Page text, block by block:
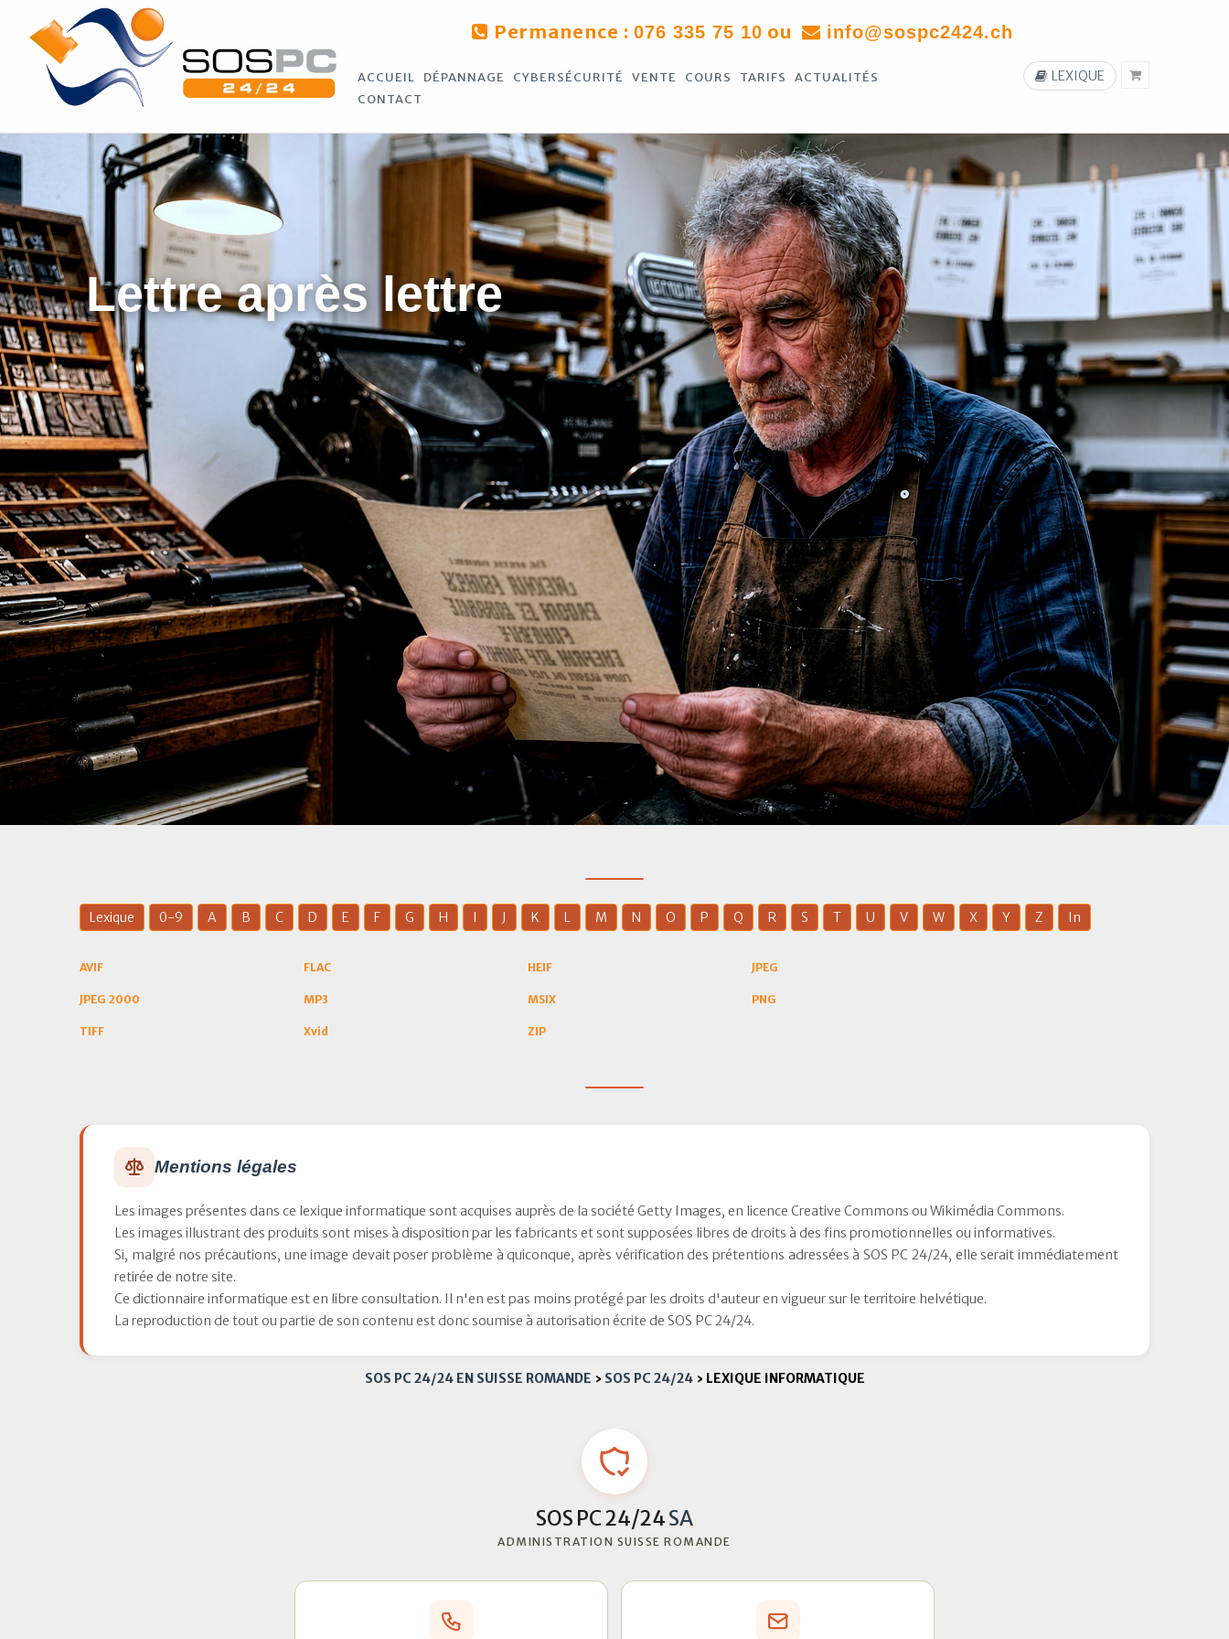
Permanence :076 335 75 10 ou info@sospc2424.ch
ACCUEIL DÉPANNAGE CYBERSÉCURITÉ VENTE COURS TARIFS
ACTUALITÉS
CONTACT
LEXIQUE
Lettre après lettre
Lexique 0-9 A B C D E F G H I J K L M N O P Q R S T U V W X Y Z In
AVIF FLAC HEIF JPEG
JPEG 2000 MP3 MSIX PNG
TIFF Xvid ZIP
Mentions légales
Les images présentes dans ce lexique informatique sont acquises auprès de la société Getty Images, en licence Creative Commons ou Wikimédia Commons.
Les images illustrant des produits sont mises à disposition par les fabricants et sont supposées libres de droits à des fins promotionnelles ou informatives.
Si, malgré nos précautions, une image devait poser problème à quiconque, après vérification des prétentions adressées à SOS PC 24/24, elle serait immédiatement
retirée de notre site.
Ce dictionnaire informatique est en libre consultation. Il n'en est pas moins protégé par les droits d'auteur en vigueur sur le territoire helvétique.
La reproduction de tout ou partie de son contenu est donc soumise à autorisation écrite de SOS PC 24/24.
SOS PC 24/24 EN SUISSE ROMANDE › SOS PC 24/24 › LEXIQUE INFORMATIQUE
SOS PC 24/24SA
ADMINISTRATION SUISSE ROMANDE